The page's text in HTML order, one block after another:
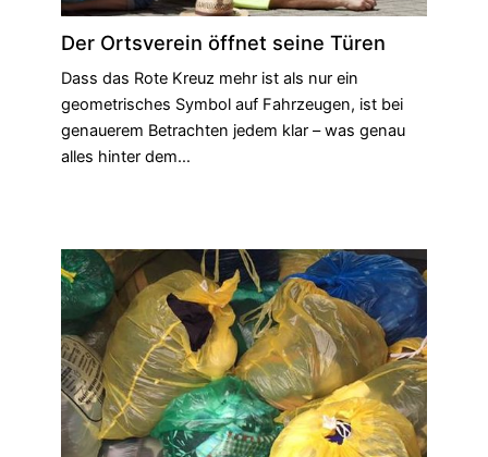
Der Ortsverein öffnet seine Türen
Dass das Rote Kreuz mehr ist als nur ein
geometrisches Symbol auf Fahrzeugen, ist bei
genauerem Betrachten jedem klar – was genau
alles hinter dem…